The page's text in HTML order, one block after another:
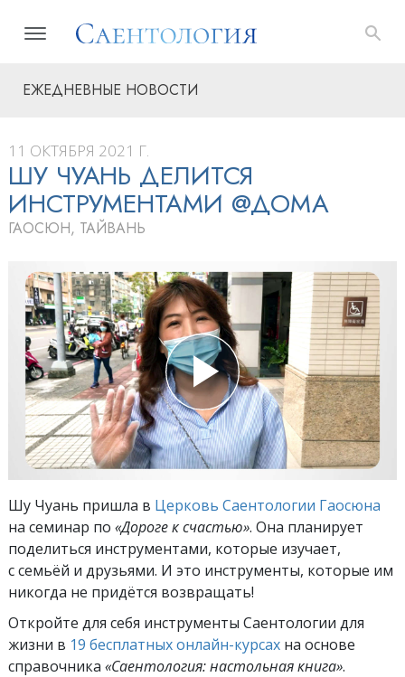
ЕЖЕДНЕВНЫЕ НОВОСТИ
11 ОКТЯБРЯ 2021 Г.
ШУ ЧУАНЬ ДЕЛИТСЯ
ИНСТРУМЕНТАМИ @ДОМА
ГАОСЮН, ТАЙВАНЬ
Шу Чуань пришла в Церковь Саентологии Гаосюна
на семинар по «Дороге к счастью». Она планирует
поделиться инструментами, которые изучает,
с семьёй и друзьями. И это инструменты, которые им
никогда не придётся возвращать!
Откройте для себя инструменты Саентологии для
жизни в 19 бесплатных онлайн-курсах на основе
справочника «Саентология: настольная книга».